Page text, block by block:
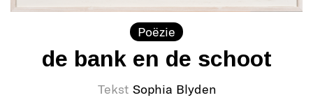
Poëzie
de bank en de schoot
Tekst Sophia Blyden